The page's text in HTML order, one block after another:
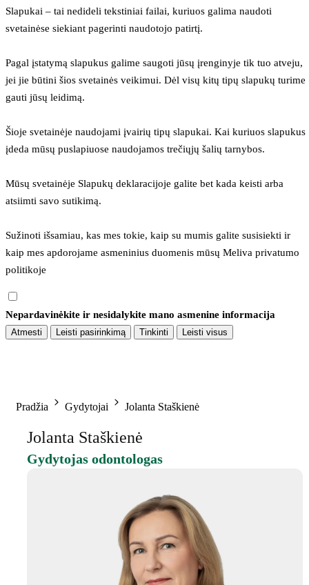
Slapukai – tai nedideli tekstiniai failai, kuriuos galima naudoti
svetainėse siekiant pagerinti naudotojo patirtį.
Pagal įstatymą slapukus galime saugoti jūsų įrenginyje tik tuo atveju,
jei jie būtini šios svetainės veikimui. Dėl visų kitų tipų slapukų turime
gauti jūsų leidimą.
Šioje svetainėje naudojami įvairių tipų slapukai. Kai kuriuos slapukus
įdeda mūsų puslapiuose naudojamos trečiųjų šalių tarnybos.
Mūsų svetainėje Slapukų deklaracijoje galite bet kada keisti arba
atsiimti savo sutikimą.
Sužinoti išsamiau, kas mes tokie, kaip su mumis galite susisiekti ir
kaip mes apdorojame asmeninius duomenis mūsų Meliva privatumo
politikoje
Nepardavinėkite ir nesidalykite mano asmenine informacija
Atmesti Leisti pasirinkimą Tinkinti Leisti visus
Pradžia Gydytojai Jolanta Staškienė
Jolanta Staškienė
Gydytojas odontologas